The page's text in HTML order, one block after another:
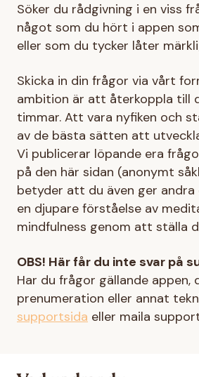
Söker du rådgivning i en viss
något som du hört i appen
eller som du tycker låter
Skicka in din frågor via vårt
ambition är att återkoppla till
timmar. Att vara nyfiken och
av de bästa sätten att
Vi publicerar löpande era
på den här sidan (anonymt
betyder att du även ger
en djupare förståelse av
mindfulness genom att ställa
OBS! Här får du inte svar på
Har du frågor gällande appen,
prenumeration eller annat
supportsida eller maila